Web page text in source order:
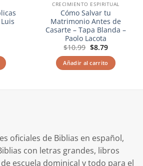
CRECIMIENTO ESPIRITUAL
Cómo Salvar tu
Matrimonio Antes de
Casarte – Tapa Blanda –
Paolo Lacota
$10.99 El
original
era:
$10.99.
$8.79El
actual
es:
$8.79.
Añadir al carrito
oficiales de Biblias en español,
con letras grandes, libros
escuela dominical y todo para el